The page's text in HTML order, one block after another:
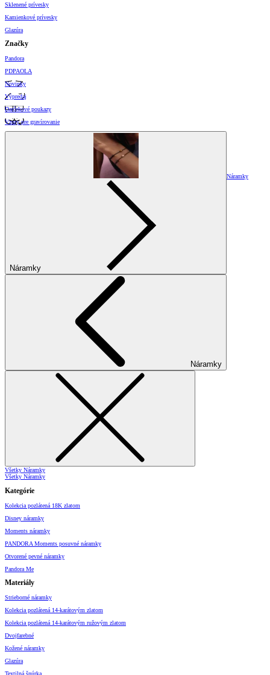
Sklenené prívesky
Kamienkové prívesky
Glazúra
Značky
Pandora
PDPAOLA
Novinky
Výpredaj
Darčekové poukazy
Vzory pre gravírovanie
Náramky
Náramky
Náramky
Všetky Náramky
Všetky Náramky
Kategórie
Kolekcia pozlátená 18K zlatom
Disney náramky
Moments náramky
PANDORA Moments posuvné náramky
Otvorené pevné náramky
Pandora Me
Materiály
Strieborné náramky
Kolekcia pozlátená 14-karátovým zlatom
Kolekcia pozlátená 14-karátovým ružovým zlatom
Dvojfarebné
Kožené náramky
Glazúra
Textilná šnúrka